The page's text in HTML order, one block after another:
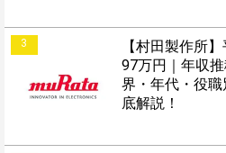
3
【村田製作所
97万円｜年収
界・年代・役職
底解説！